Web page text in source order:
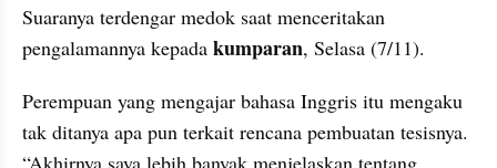
Suaranya terdengar medok saat menceritakan
pengalamannya kepada kumparan, Selasa (7/11).
Perempuan yang mengajar bahasa Inggris itu mengaku
tak ditanya apa pun terkait rencana pembuatan tesisnya.
“Akhirnya saya lebih banyak menjelaskan tentang